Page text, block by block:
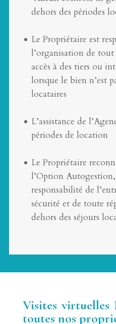
dehors des périodes
Le Propriétaire est
l’organisation de
accès à des tiers ou
lorsque le bien n’est
locataires
L’assistance de
périodes de location
Le Propriétaire
l’Option
responsabilité de
sécurité et de toute
dehors des séjours
Visites
toutes nos